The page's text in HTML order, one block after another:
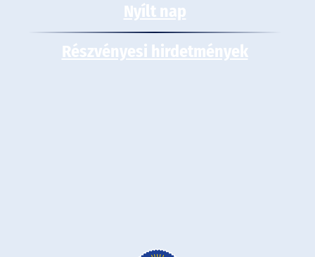
Nyílt nap
Részvényesi hirdetmények